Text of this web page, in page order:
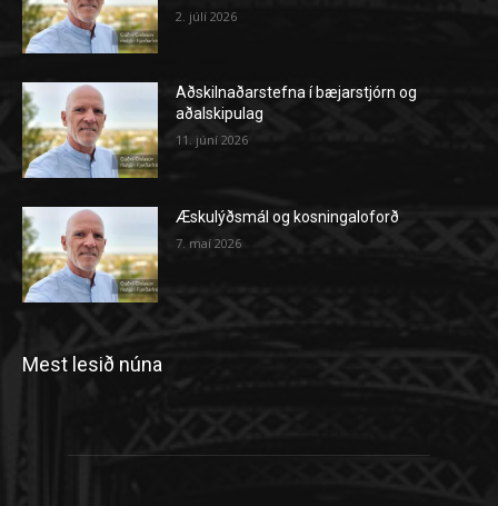
2. júlí 2026
Aðskilnaðarstefna í bæjarstjórn og
aðalskipulag
11. júní 2026
Æskulýðsmál og kosningaloforð
7. maí 2026
Mest lesið núna